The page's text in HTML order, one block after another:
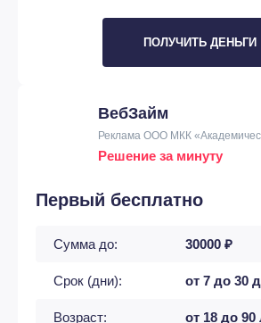
ПОЛУЧИТЬ ДЕНЬГИ
ВебЗайм
Реклама ООО МКК
Решение за минуту
Первый бесплатно
Сумма до: 30000 ₽
Срок (дни): от 7 до 30
Возраст: от 18 до 90